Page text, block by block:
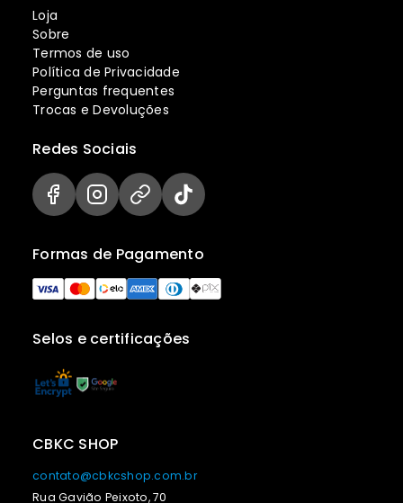
Loja
Sobre
Termos de uso
Política de Privacidade
Perguntas frequentes
Trocas e Devoluções
Selos e certificações
Formas de Pagamento
Redes Sociais
CBKC SHOP
contato@cbkcshop.com.br
Rua Gavião Peixoto, 70